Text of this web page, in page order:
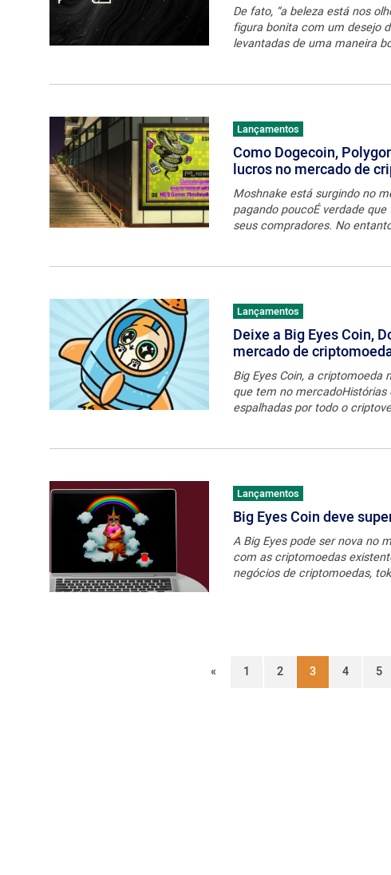
De fato, “a beleza está nos
figura bonita com um desejo
levantadas de uma maneira
Lançamentos
Como Dogecoin,
lucros no mercado de
Moshnake está surgindo no
pagando poucoÉ verdade
seus compradores. No
Lançamentos
Deixe a Big Eyes Coin,
mercado de
Big Eyes Coin, a
que tem no
espalhadas por todo o
Lançamentos
Big Eyes Coin deve
A Big Eyes pode ser nova no
com as criptomoedas
negócios de criptomoedas,
« 1 2 3 4 5